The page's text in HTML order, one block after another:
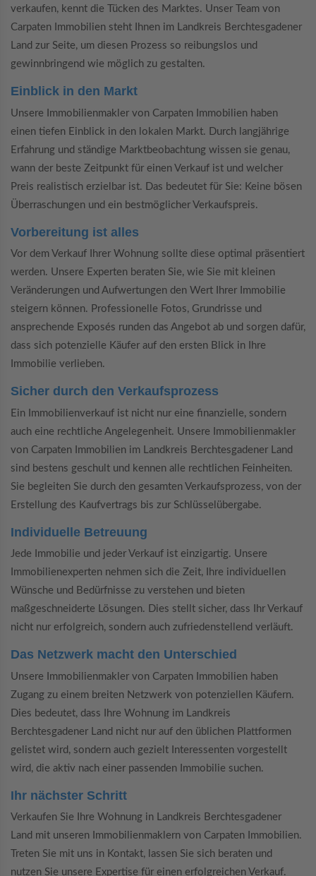
verkaufen, kennt die Tücken des Marktes. Unser Team von
Carpaten Immobilien steht Ihnen im Landkreis Berchtesgadener
Land zur Seite, um diesen Prozess so reibungslos und
gewinnbringend wie möglich zu gestalten.
Einblick in den Markt
Unsere Immobilienmakler von Carpaten Immobilien haben
einen tiefen Einblick in den lokalen Markt. Durch langjährige
Erfahrung und ständige Marktbeobachtung wissen sie genau,
wann der beste Zeitpunkt für einen Verkauf ist und welcher
Preis realistisch erzielbar ist. Das bedeutet für Sie: Keine bösen
Überraschungen und ein bestmöglicher Verkaufspreis.
Vorbereitung ist alles
Vor dem Verkauf Ihrer Wohnung sollte diese optimal präsentiert
werden. Unsere Experten beraten Sie, wie Sie mit kleinen
Veränderungen und Aufwertungen den Wert Ihrer Immobilie
steigern können. Professionelle Fotos, Grundrisse und
ansprechende Exposés runden das Angebot ab und sorgen dafür,
dass sich potenzielle Käufer auf den ersten Blick in Ihre
Immobilie verlieben.
Sicher durch den Verkaufsprozess
Ein Immobilienverkauf ist nicht nur eine finanzielle, sondern
auch eine rechtliche Angelegenheit. Unsere Immobilienmakler
von Carpaten Immobilien im Landkreis Berchtesgadener Land
sind bestens geschult und kennen alle rechtlichen Feinheiten.
Sie begleiten Sie durch den gesamten Verkaufsprozess, von der
Erstellung des Kaufvertrags bis zur Schlüsselübergabe.
Individuelle Betreuung
Jede Immobilie und jeder Verkauf ist einzigartig. Unsere
Immobilienexperten nehmen sich die Zeit, Ihre individuellen
Wünsche und Bedürfnisse zu verstehen und bieten
maßgeschneiderte Lösungen. Dies stellt sicher, dass Ihr Verkauf
nicht nur erfolgreich, sondern auch zufriedenstellend verläuft.
Das Netzwerk macht den Unterschied
Unsere Immobilienmakler von Carpaten Immobilien haben
Zugang zu einem breiten Netzwerk von potenziellen Käufern.
Dies bedeutet, dass Ihre Wohnung im Landkreis
Berchtesgadener Land nicht nur auf den üblichen Plattformen
gelistet wird, sondern auch gezielt Interessenten vorgestellt
wird, die aktiv nach einer passenden Immobilie suchen.
Ihr nächster Schritt
Verkaufen Sie Ihre Wohnung in Landkreis Berchtesgadener
Land mit unseren Immobilienmaklern von Carpaten Immobilien.
Treten Sie mit uns in Kontakt, lassen Sie sich beraten und
nutzen Sie unsere Expertise für einen erfolgreichen Verkauf.